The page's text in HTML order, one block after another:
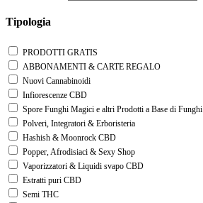
Tipologia
PRODOTTI GRATIS
ABBONAMENTI & CARTE REGALO
Nuovi Cannabinoidi
Infiorescenze CBD
Spore Funghi Magici e altri Prodotti a Base di Funghi
Polveri, Integratori & Erboristeria
Hashish & Moonrock CBD
Popper, Afrodisiaci & Sexy Shop
Vaporizzatori & Liquidi svapo CBD
Estratti puri CBD
Semi THC